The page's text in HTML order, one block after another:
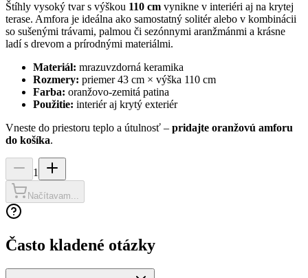
Štíhly vysoký tvar s výškou 110 cm vynikne v interiéri aj na krytej
terase. Amfora je ideálna ako samostatný solitér alebo v kombinácii
so sušenými trávami, palmou či sezónnymi aranžmánmi a krásne
ladí s drevom a prírodnými materiálmi.
Materiál: mrazuvzdorná keramika
Rozmery: priemer 43 cm × výška 110 cm
Farba: oranžovo-zemitá patina
Použitie: interiér aj krytý exteriér
Vneste do priestoru teplo a útulnosť – pridajte oranžovú amforu
do košíka.
1
Načítavam...
Často kladené otázky